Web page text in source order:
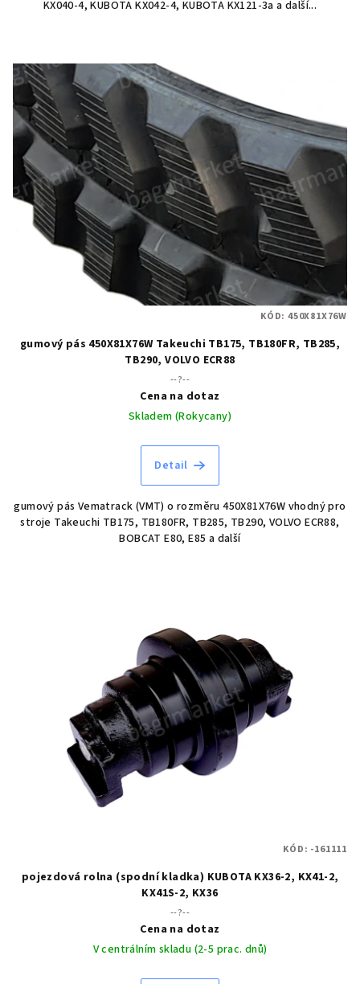
KX040-4, KUBOTA KX042-4, KUBOTA KX121-3a a další...
gumový pás 450X81X76W Takeuchi TB175, TB180FR, TB285,
TB290, VOLVO ECR88
--?--
Cena na dotaz
Skladem (Rokycany)
Detail
gumový pás Vematrack (VMT) o rozměru 450X81X76W vhodný pro
stroje Takeuchi TB175, TB180FR, TB285, TB290, VOLVO ECR88,
BOBCAT E80, E85 a další
KÓD: 450X81X76W
pojezdová rolna (spodní kladka) KUBOTA KX36-2, KX41-2,
KX41S-2, KX36
--?--
Cena na dotaz
V centrálním skladu (2-5 prac. dnů)
KÓD: -161111